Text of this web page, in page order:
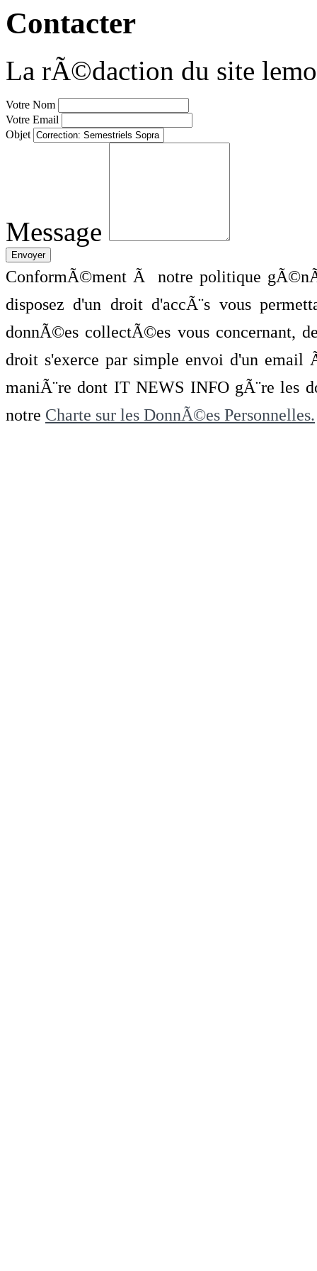
Contacter
La rÃ©daction du site
Votre Nom
Votre Email
Objet
Message
ConformÃ©ment Ã notre politique
disposez d'un droit d'accÃ¨s vous
donnÃ©es collectÃ©es vous concernant,
droit s'exerce par simple envoi d'un
maniÃ¨re dont IT NEWS INFO gÃ¨re les
notre Charte sur les DonnÃ©es Personnelles.